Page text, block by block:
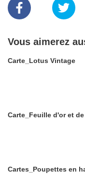
Vous aimerez
Carte_Lotus Vintage
Carte_Feuille d'or et
Cartes_Poupettes en